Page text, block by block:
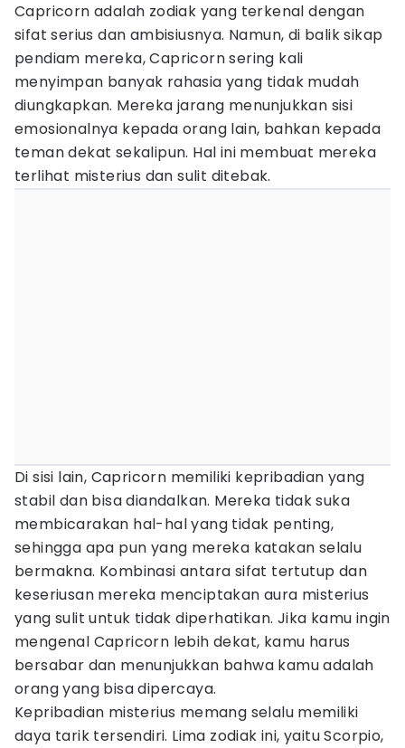
Capricorn adalah zodiak yang terkenal dengan
sifat serius dan ambisiusnya. Namun, di balik sikap
pendiam mereka, Capricorn sering kali
menyimpan banyak rahasia yang tidak mudah
diungkapkan. Mereka jarang menunjukkan sisi
emosionalnya kepada orang lain, bahkan kepada
teman dekat sekalipun. Hal ini membuat mereka
terlihat misterius dan sulit ditebak.
Di sisi lain, Capricorn memiliki kepribadian yang
stabil dan bisa diandalkan. Mereka tidak suka
membicarakan hal-hal yang tidak penting,
sehingga apa pun yang mereka katakan selalu
bermakna. Kombinasi antara sifat tertutup dan
keseriusan mereka menciptakan aura misterius
yang sulit untuk tidak diperhatikan. Jika kamu ingin
mengenal Capricorn lebih dekat, kamu harus
bersabar dan menunjukkan bahwa kamu adalah
orang yang bisa dipercaya.
Kepribadian misterius memang selalu memiliki
daya tarik tersendiri. Lima zodiak ini, yaitu Scorpio,